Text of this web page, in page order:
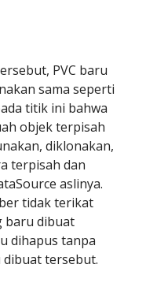
PVC baru
sama seperti
titik ini bahwa
objek terpisah
diklonakan,
terpisah dan
aslinya.
tidak terikat
baru dibuat
dihapus tanpa
tersebut.